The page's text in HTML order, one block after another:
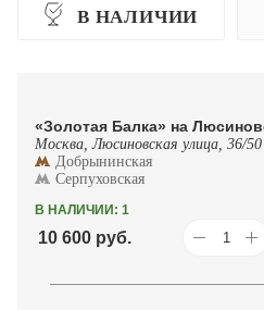
В НАЛИЧИИ
«Золотая Балка» на
Москва, Люсиновская улица, 36/50
Добрынинская
Серпуховская
В НАЛИЧИИ: 1
10 600 руб.